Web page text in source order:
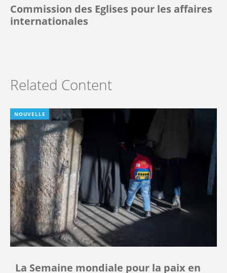
Commission des Eglises pour les affaires
internationales
Related Content
NOUVELLE
La Semaine mondiale pour la paix en